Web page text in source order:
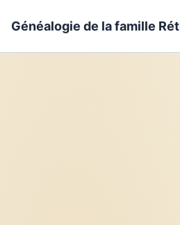
Généalogie de la famille